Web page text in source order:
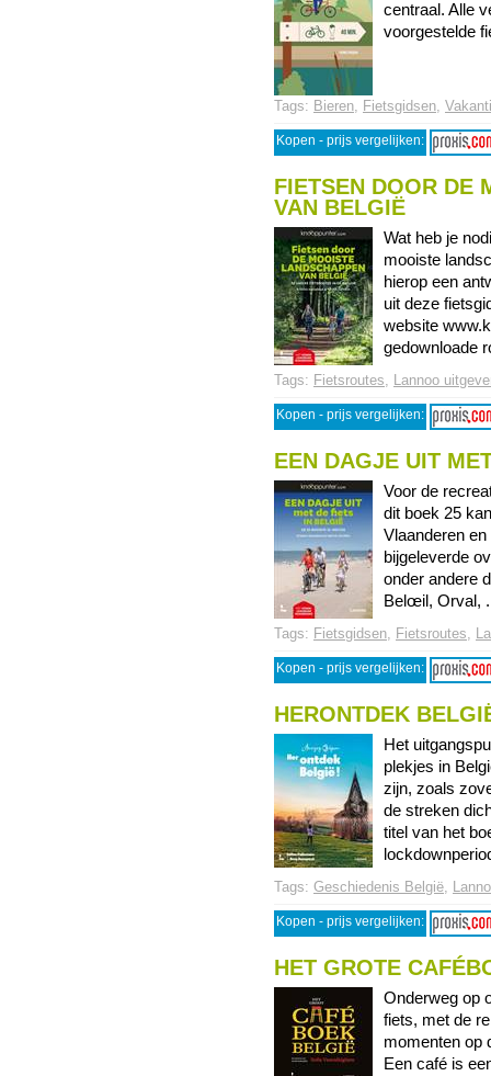
centraal. Alle
voorgestelde
Tags: Bieren, Fietsgidsen,
Kopen - prijs vergelijken:
FIETSEN DOOR DE
VAN BELGIË
Wat heb je
mooiste
hierop een
uit deze
website
gedownloade
Tags: Fietsroutes, Lannoo
Kopen - prijs vergelijken:
EEN DAGJE UIT
Voor de
dit boek 25
Vlaanderen
bijgeleverde
onder andere
Belœil, Orval,
Tags: Fietsgidsen, Fietsroutes,
Kopen - prijs vergelijken:
HERONTDEK
Het
plekjes in
zijn, zoals
de streken
titel van het
Tags: Geschiedenis België,
Kopen - prijs vergelijken:
HET GROTE
Onderweg op
fiets, met de
momenten op
Een café is